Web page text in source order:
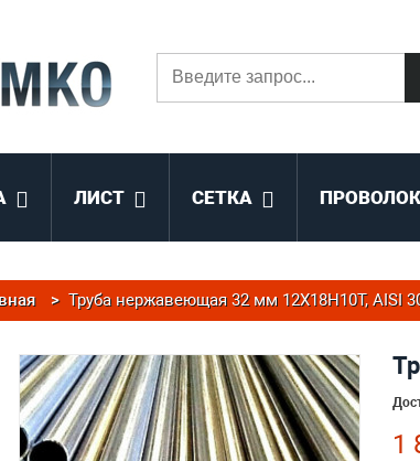
ЛИСТ СЕТКА
> Труба нержавеющая 32 мм 12Х18Н10Т, AISI
1